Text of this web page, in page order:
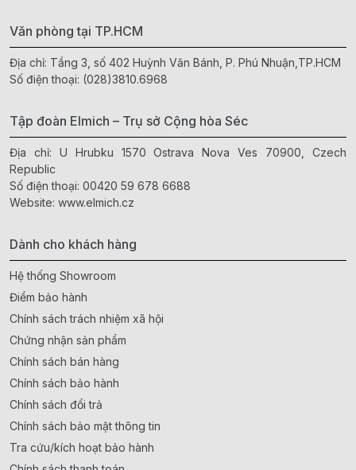
Văn phòng tại TP.HCM
Địa chỉ: Tầng 3, số 402 Huỳnh Văn Bánh, P. Phú Nhuận,TP.HCM
Số điện thoại: (028)3810.6968
Tập đoàn Elmich – Trụ sở Cộng hòa Séc
Địa chỉ: U Hrubku 1570 Ostrava Nova Ves 70900, Czech
Republic
Số điện thoại: 00420 59 678 6688
Website: www.elmich.cz
Dành cho khách hàng
Hệ thống Showroom
Điểm bảo hành
Chính sách trách nhiệm xã hội
Chứng nhận sản phẩm
Chính sách bán hàng
Chính sách bảo hành
Chính sách đổi trả
Chính sách bảo mật thông tin
Tra cứu/kích hoạt bảo hành